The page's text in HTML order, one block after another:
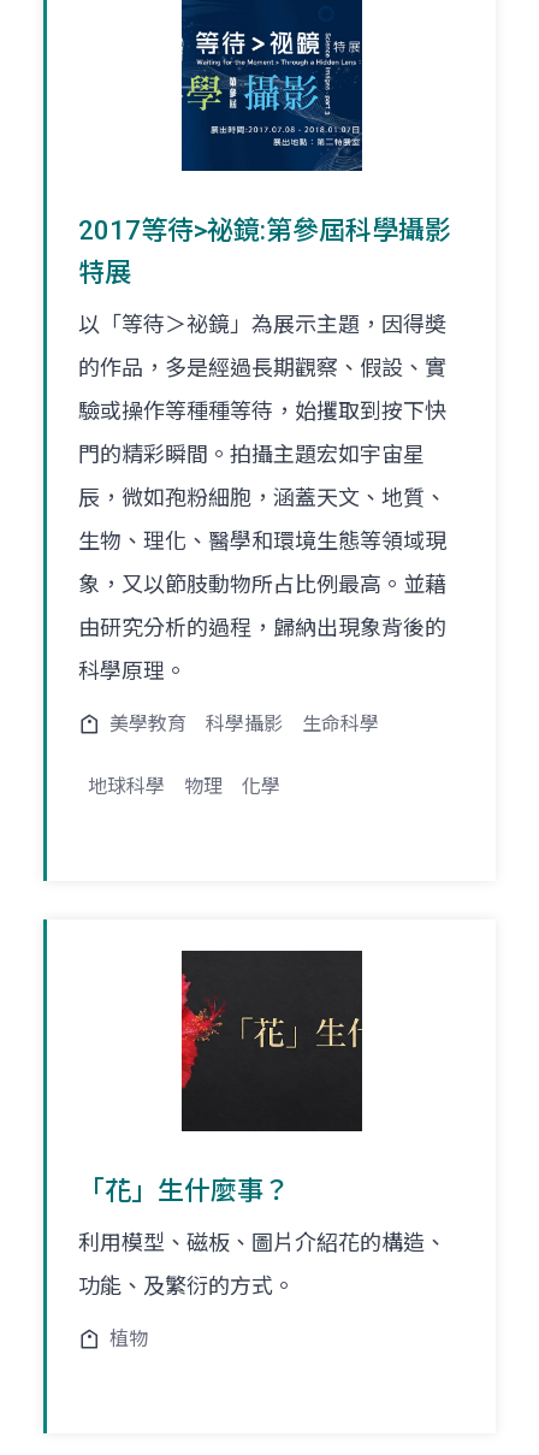
2017等待>祕鏡:第參屆科學攝影
特展
以「等待＞祕鏡」為展示主題，因得奬
的作品，多是經過長期觀察、假設、實
驗或操作等種種等待，始攫取到按下快
門的精彩瞬間。拍攝主題宏如宇宙星
辰，微如孢粉細胞，涵蓋天文、地質、
生物、理化、醫學和環境生態等領域現
象，又以節肢動物所占比例最高。並藉
由研究分析的過程，歸納出現象背後的
科學原理。
美學教育 科學攝影 生命科學
地球科學 物理 化學
「花」生什麼事？
利用模型、磁板、圖片介紹花的構造、
功能、及繁衍的方式。
植物